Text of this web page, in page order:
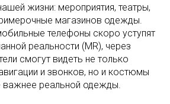
жизни: мероприятия, театры,
магазинов одежды.
телефоны скоро уступят
реальности (MR), через
смогут видеть не только
и звонков, но и костюмы
важнее реальной одежды.